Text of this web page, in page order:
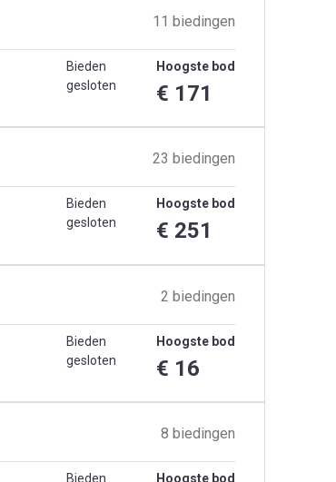
11 biedingen
Bieden
gesloten
Hoogste bod
€ 171
23 biedingen
Bieden
gesloten
Hoogste bod
€ 251
2 biedingen
Bieden
gesloten
Hoogste bod
€ 16
8 biedingen
Bieden
Hoogste bod